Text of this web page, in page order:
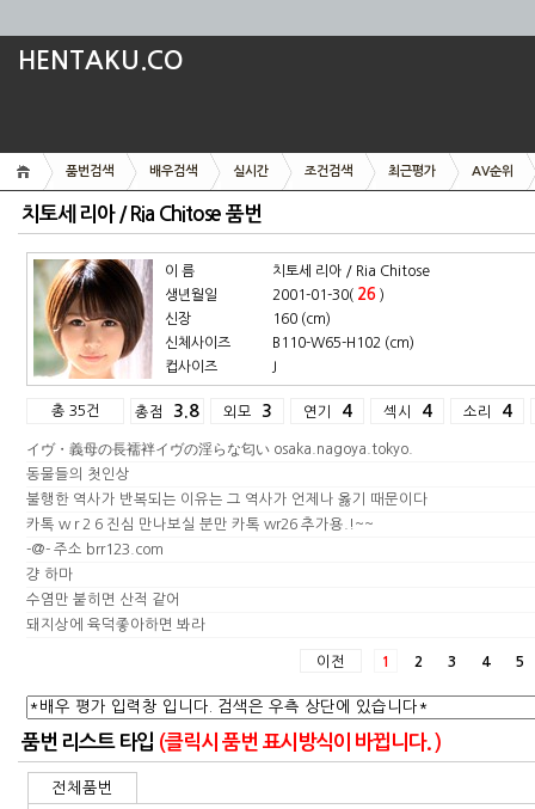
HENTAKU.CO
품번검색 배우검색 실시간 조건검색 최근평가 AV순위
치토세 리아 / Ria Chitose 품번
이 름
생년월일
신장
신체사이즈
컵사이즈
치토세 리아 / Ria Chitose
2001-01-30( 26 )
160 (cm)
B110-W65-H102 (cm)
J
총 35건 총점 3.8 외모 3 연기 4 섹시 4 소리 4
イヴ・義母の長襦袢イヴの淫らな匂い osaka.nagoya.tokyo.
동물들의 첫인상
불행한 역사가 반복되는 이유는 그 역사가 언제나 옳기 때문이다
카톡 w r 2 6 진심 만나보실 분만 카톡 wr26 추가용.!~~
-@- 주소 brr123.com
걍 하마
수염만 붙히면 산적 같어
돼지상에 육덕좋아하면 봐라
이전 1 2 3 4 5
품번 리스트 타입 (클릭시 품번 표시방식이 바뀝니다. )